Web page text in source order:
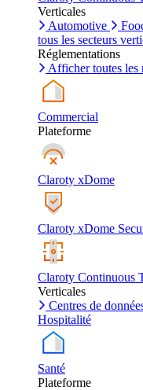
Verticales
Automotive
tous les secteurs
Réglementations
Afficher toutes les
Commercial
Plateforme
Claroty xDome
Claroty xDome
Claroty Continuous
Verticales
Centres de
Hospitalité
Santé
Plateforme